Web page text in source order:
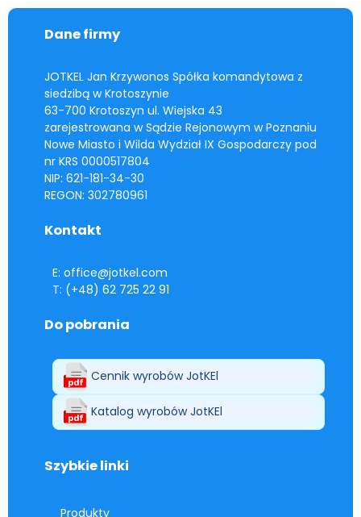
Dane firmy
JOTKEL Jan Krzywonos Spółka komandytowa z
siedzibą w Krotoszynie
63-700 Krotoszyn ul. Wiejska 43
zarejestrowana w Sądzie Rejonowym w Poznaniu
Nowe Miasto i Wilda Wydział IX Gospodarczy pod
nr KRS 0000517804
NIP: 621-181-34-30
REGON: 302780961
Kontakt
E: office@jotkel.com
T: (+48) 62 725 22 91
Do pobrania
Cennik wyrobów JotKEl
Katalog wyrobów JotKEl
Szybkie linki
Produkty